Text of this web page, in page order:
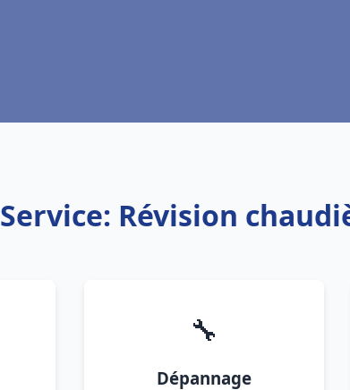
Service: Révision
🔧
Dépannage